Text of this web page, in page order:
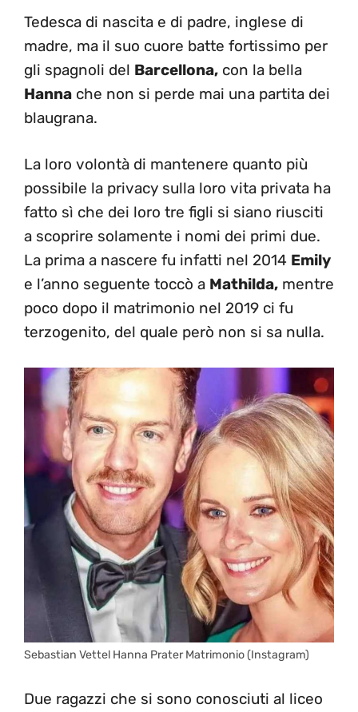
Tedesca di nascita e di padre, inglese di
madre, ma il suo cuore batte fortissimo per
gli spagnoli del Barcellona, con la bella
Hanna che non si perde mai una partita dei
blaugrana.
La loro volontà di mantenere quanto più
possibile la privacy sulla loro vita privata ha
fatto sì che dei loro tre figli si siano riusciti
a scoprire solamente i nomi dei primi due.
La prima a nascere fu infatti nel 2014 Emily
e l’anno seguente toccò a Mathilda, mentre
poco dopo il matrimonio nel 2019 ci fu
terzogenito, del quale però non si sa nulla.
Sebastian Vettel Hanna Prater Matrimonio (Instagram)
Due ragazzi che si sono conosciuti al liceo